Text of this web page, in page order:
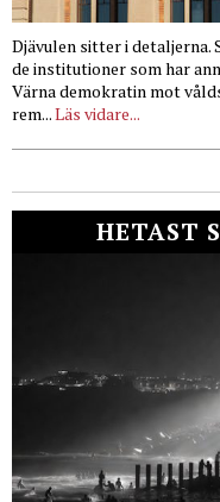
Djävulen sitter i detaljerna.
de institutioner som har
Värna demokratin mot
rem...Läs vidare...
HETAST